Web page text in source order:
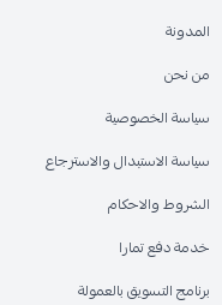
المدونة
من نحن
سياسة الخصوصية
سياسة الاستبدال والاسترجاع
الشروط والاحكام
خدمة دفع تمارا
برنامج التسويق بالعمولة